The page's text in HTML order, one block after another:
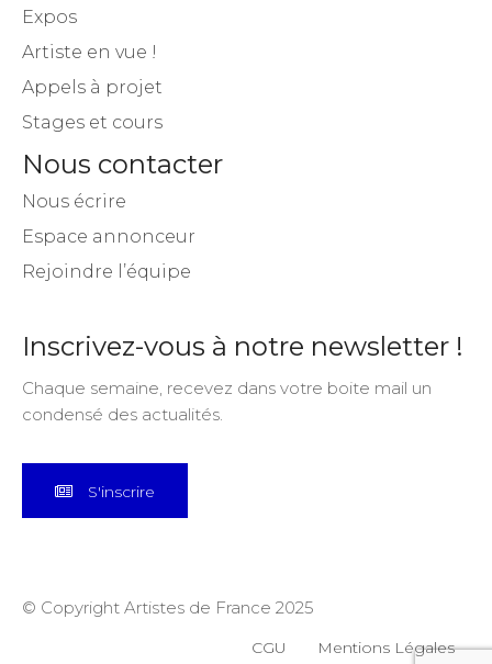
Expos
Artiste en vue !
Appels à projet
Stages et cours
Nous contacter
Nous écrire
Espace annonceur
Rejoindre l’équipe
Inscrivez-vous à notre newsletter !
Chaque semaine, recevez dans votre boite mail un
condensé des actualités.
S'inscrire
© Copyright Artistes de France 2025
CGU Mentions Légales